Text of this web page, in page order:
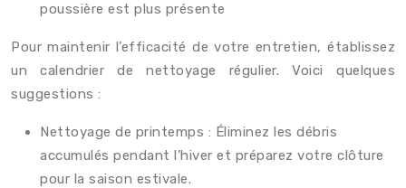
poussière est plus présente
Pour maintenir l’efficacité de votre entretien, établissez
un calendrier de nettoyage régulier. Voici quelques
suggestions :
Nettoyage de printemps : Éliminez les débris
accumulés pendant l’hiver et préparez votre clôture
pour la saison estivale.